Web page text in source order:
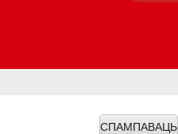
СПАМПАВАЦЬ